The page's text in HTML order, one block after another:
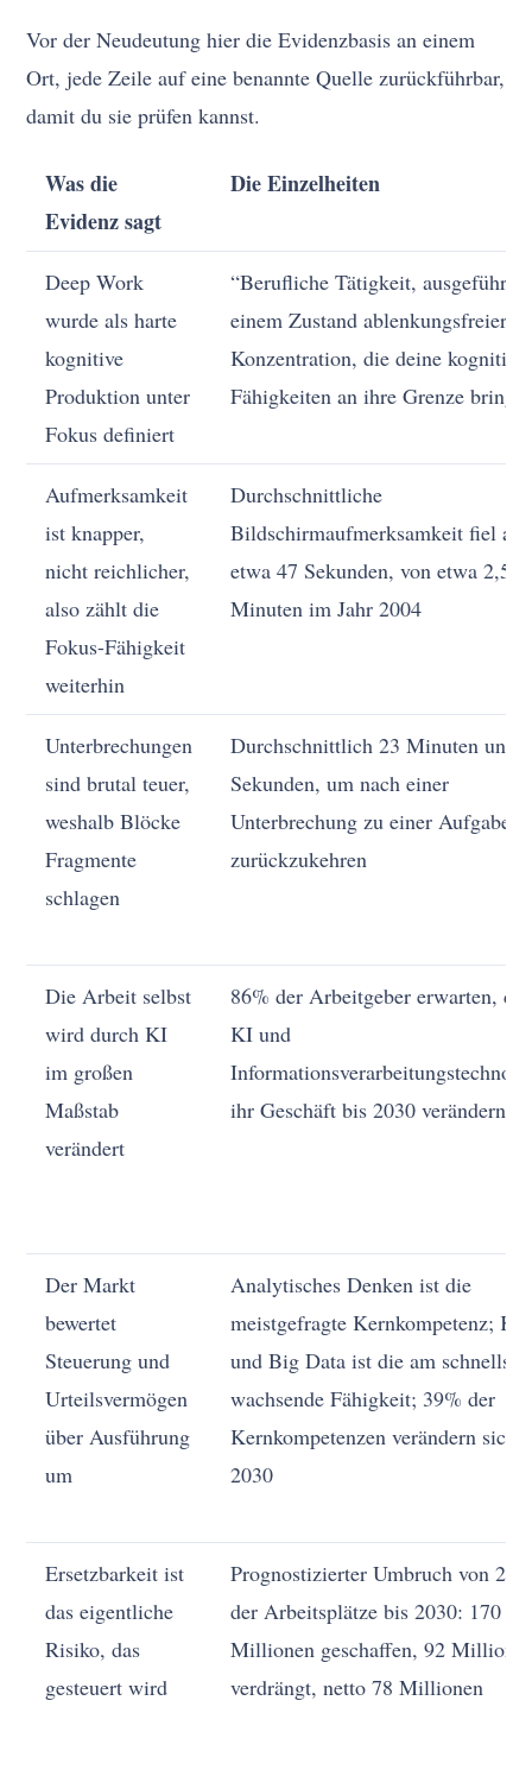
Vor der Neudeutung hier die Evidenzbasis an einem
Ort, jede Zeile auf eine benannte Quelle zurückführbar,
damit du sie prüfen kannst.
Was die
Evidenz sagt
Die Einzelheiten
Deep Work
wurde als harte
kognitive
Produktion unter
Fokus definiert
“Berufliche Tätigkeit, ausgeführt
einem Zustand ablenkungsfreier
Konzentration, die deine
Fähigkeiten an ihre Grenze bringt”
Aufmerksamkeit
ist knapper,
nicht reichlicher,
also zählt die
Fokus-Fähigkeit
weiterhin
Durchschnittliche
Bildschirmaufmerksamkeit fiel auf
etwa 47 Sekunden, von etwa 2,5
Minuten im Jahr 2004
Unterbrechungen
sind brutal teuer,
weshalb Blöcke
Fragmente
schlagen
Durchschnittlich 23 Minuten und
Sekunden, um nach einer
Unterbrechung zu einer Aufgabe
zurückzukehren
Die Arbeit selbst
wird durch KI
im großen
Maßstab
verändert
86% der Arbeitgeber erwarten,
KI und
ihr Geschäft bis 2030 verändern
Der Markt
bewertet
Steuerung und
Urteilsvermögen
über Ausführung
um
Analytisches Denken ist die
meistgefragte Kernkompetenz; KI
und Big Data ist die am
wachsende Fähigkeit; 39% der
Kernkompetenzen verändern sich
2030
Ersetzbarkeit ist
das eigentliche
Risiko, das
gesteuert wird
Prognostizierter Umbruch von
der Arbeitsplätze bis 2030: 170
Millionen geschaffen, 92
verdrängt, netto 78 Millionen